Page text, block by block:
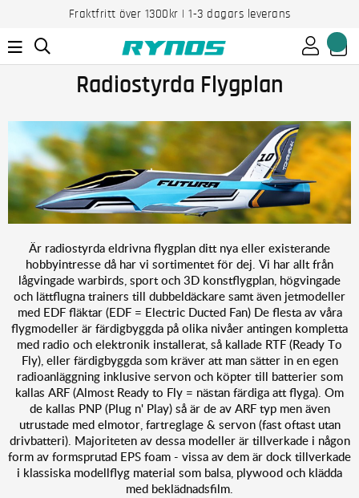
Fraktfritt över 1300kr | 1-3 dagars leverans
Radiostyrda Flygplan
Är radiostyrda eldrivna flygplan ditt nya eller existerande
hobbyintresse då har vi sortimentet för dej. Vi har allt från
lågvingade warbirds, sport och 3D konstflygplan, högvingade
och lättflugna trainers till dubbeldäckare samt även jetmodeller
med EDF fläktar (EDF = Electric Ducted Fan) De flesta av våra
flygmodeller är färdigbyggda på olika nivåer antingen kompletta
med radio och elektronik installerat, så kallade RTF (Ready To
Fly), eller färdigbyggda som kräver att man sätter in en egen
radioanläggning inklusive servon och köpter till batterier som
kallas ARF (Almost Ready to Fly = nästan färdiga att flyga). Om
de kallas PNP (Plug n' Play) så är de av ARF typ men även
utrustade med elmotor, fartreglage & servon (fast oftast utan
drivbatteri). Majoriteten av dessa modeller är tillverkade i någon
form av formsprutad EPS foam - vissa av dem är dock tillverkade
i klassiska modellflyg material som balsa, plywood och klädda
med beklädnadsfilm.